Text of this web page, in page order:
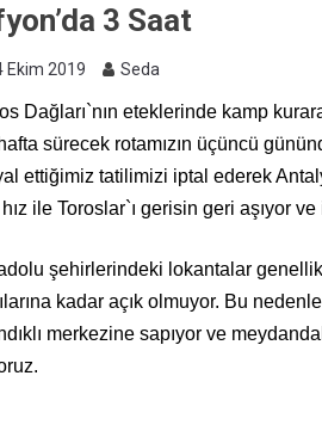
3 Saat
Ekim 2019 Seda
Dağları`nın eteklerinde kamp
sürecek rotamızın üçüncü
ettiğimiz tatilimizi iptal ederek
hız ile Toroslar`ı gerisin geri aşıyor
şehirlerindeki lokantalar
kadar açık olmuyor. Bu
merkezine sapıyor ve